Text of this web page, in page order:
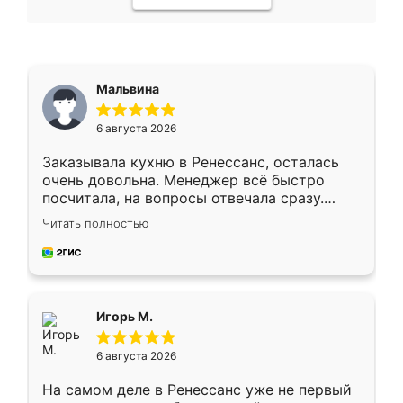
Мальвина
6 августа 2026
Заказывала кухню в Ренессанс, осталась
очень довольна. Менеджер всё быстро
посчитала, на вопросы отвечала сразу.
Замерщик приехал в субботу, подошёл к
делу со всей ответственностью. Собрали
за день, ребята работали аккуратно, даже
Читать полностью
Игорь М.
6 августа 2026
На самом деле в Ренессанс уже не первый